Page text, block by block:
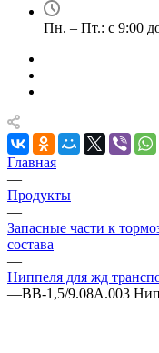
Пн. – Пт.: с 9:00
Главная
—
Продукты
—
Запасные части к
состава
—
Ниппеля для жд
—ВВ-1,5/9.08А.003